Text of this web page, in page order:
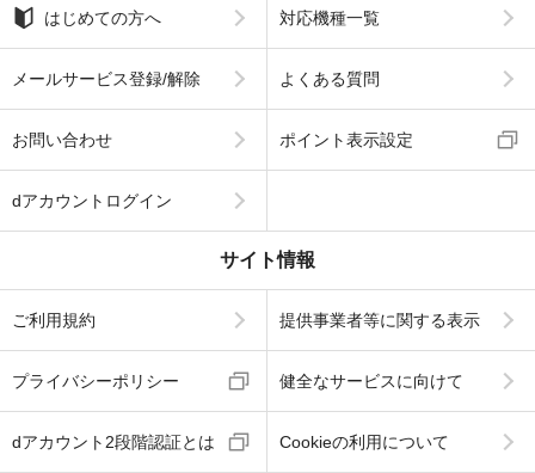
はじめての方へ 対応機種一覧
メールサービス登録/解除 よくある質問
お問い合わせ ポイント表示設定
dアカウントログイン
サイト情報
ご利用規約 提供事業者等に関する表示
プライバシーポリシー 健全なサービスに向けて
dアカウント2段階認証とは Cookieの利用について